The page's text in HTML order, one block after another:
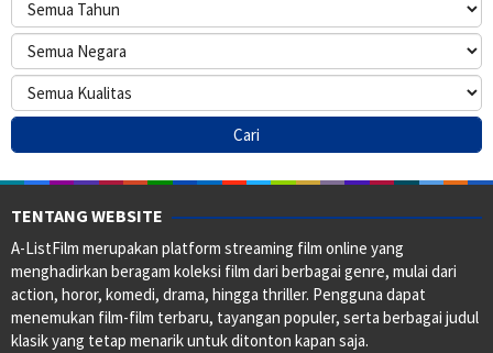
TENTANG WEBSITE
A-ListFilm merupakan platform streaming film online yang
menghadirkan beragam koleksi film dari berbagai genre, mulai dari
action, horor, komedi, drama, hingga thriller. Pengguna dapat
menemukan film-film terbaru, tayangan populer, serta berbagai judul
klasik yang tetap menarik untuk ditonton kapan saja.